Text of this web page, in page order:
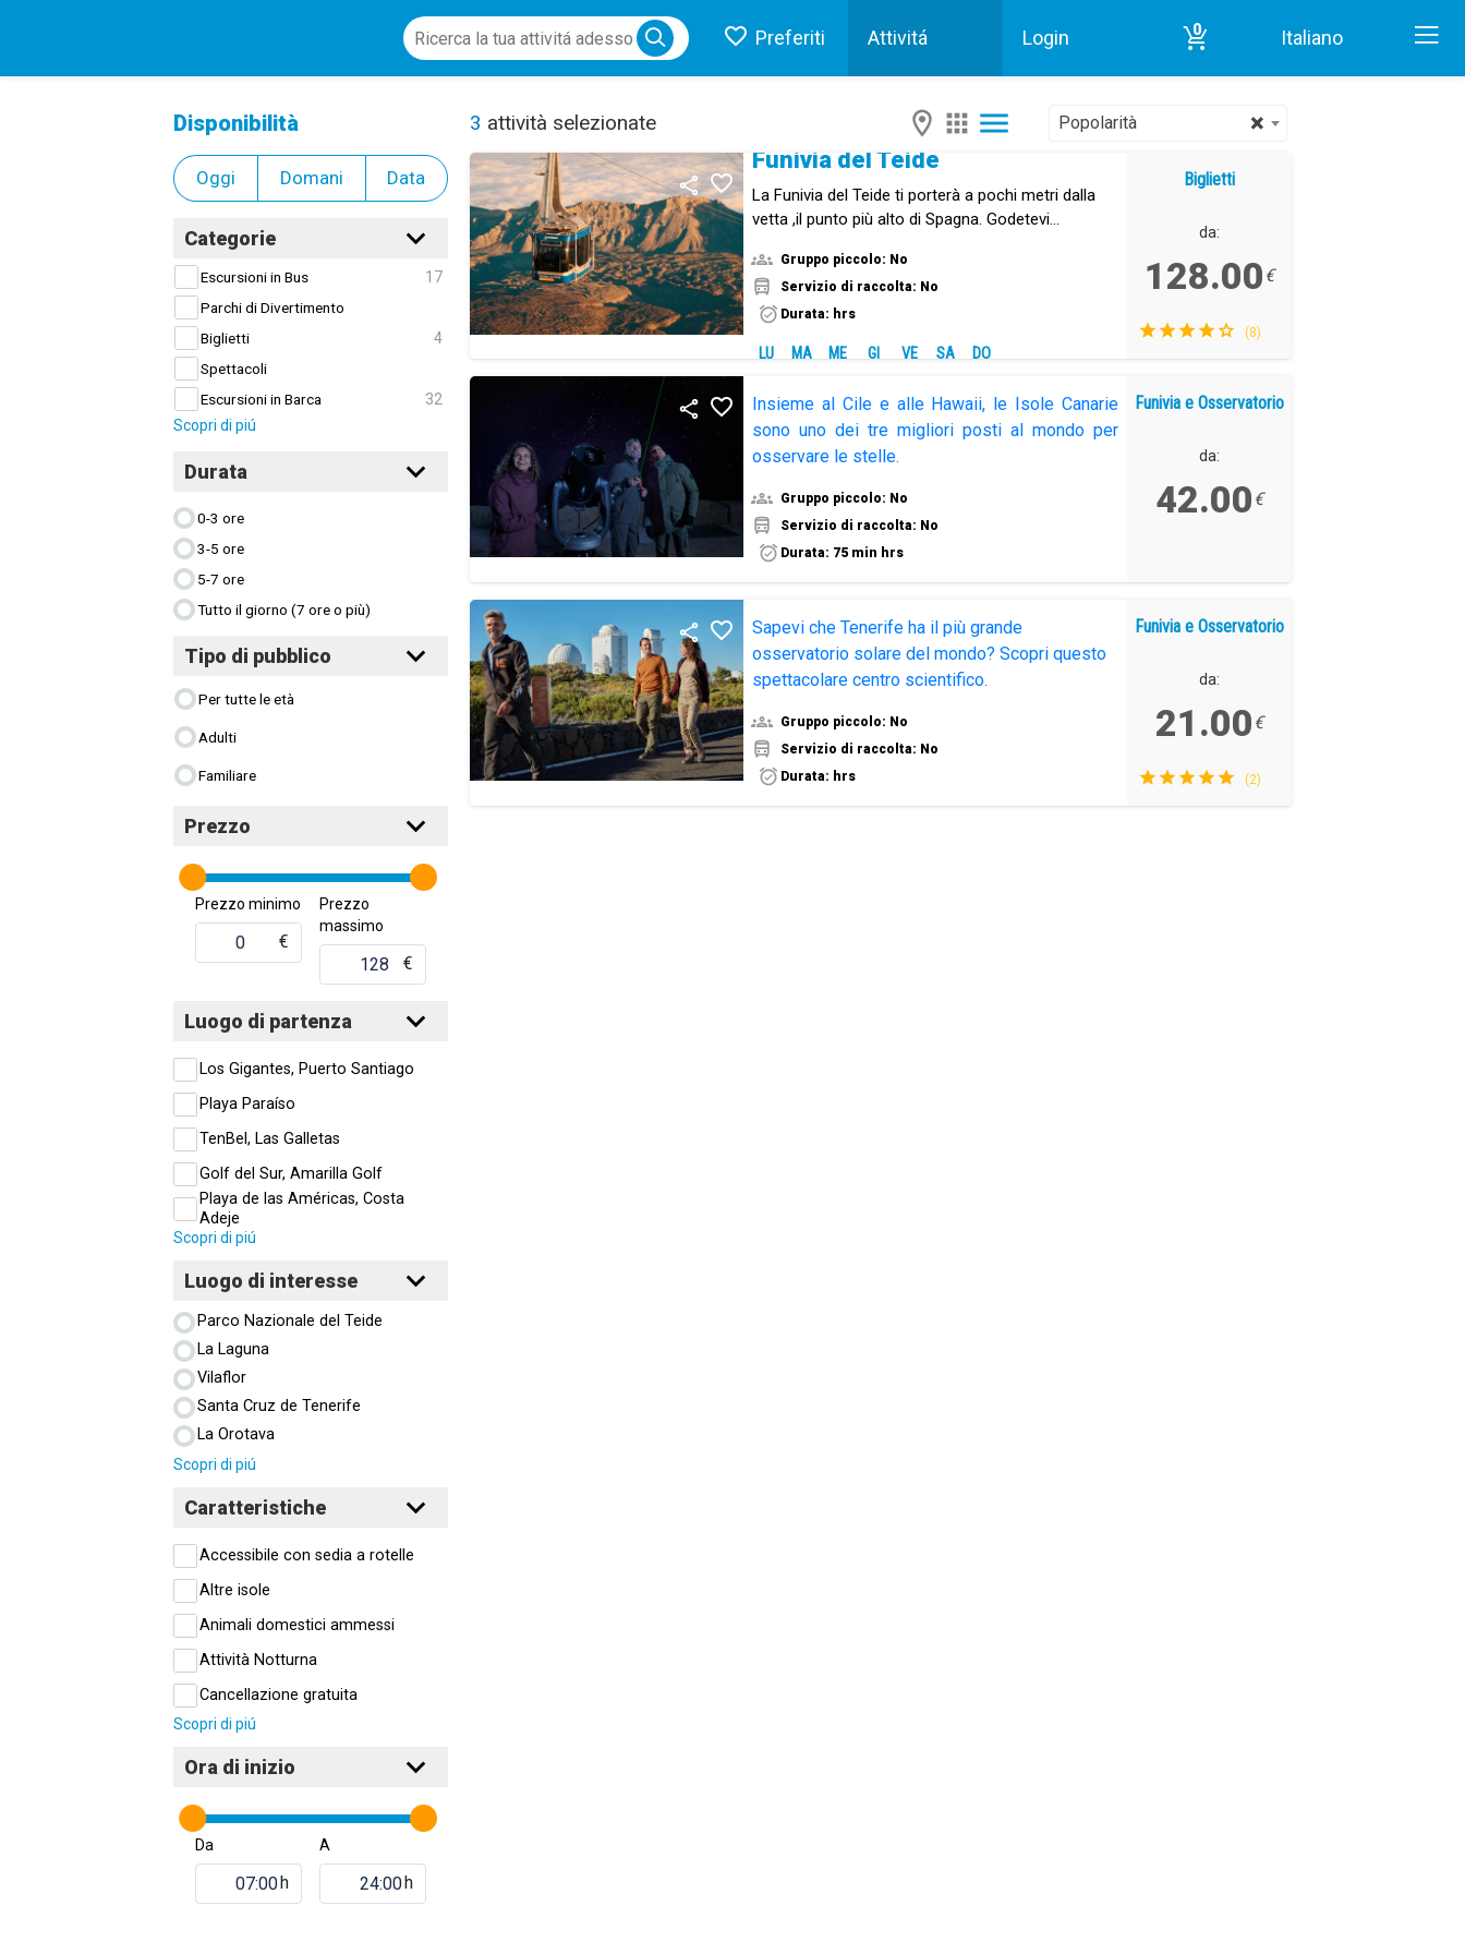
Preferiti Attivitá Login 0 Italiano
Inizio Funivia e Osservatorio in Tenerife
Disponibilità
Oggi Domani Data
Categorie
Escursioni in Bus
17
Parchi di Divertimento
Biglietti
4
Spettacoli
Escursioni in Barca
32
Scopri di piú
Durata
0-3 ore
3-5 ore
5-7 ore
Tutto il giorno (7 ore o più)
Tipo di pubblico
Per tutte le età
Adulti
Familiare
Prezzo
Prezzo minimo
€
Prezzo
massimo
€
Luogo di partenza
Los Gigantes, Puerto Santiago
Playa Paraíso
TenBel, Las Galletas
Golf del Sur, Amarilla Golf
Playa de las Américas, Costa
Adeje
Scopri di piú
Luogo di interesse
Parco Nazionale del Teide
La Laguna
Vilaflor
Santa Cruz de Tenerife
La Orotava
Scopri di piú
Caratteristiche
Accessibile con sedia a rotelle
Altre isole
Animali domestici ammessi
Attività Notturna
Cancellazione gratuita
Scopri di piú
Ora di inizio
Da
h
A
h
Close menu
3 attività selezionate ×
Popolarità
Funivia del Teide
La Funivia del Teide ti porterà a pochi metri dalla
vetta ,il punto più alto di Spagna. Godetevi
Gruppo piccolo: No
Servizio di raccolta: No
Durata: hrs
LU MA ME GI VE SA DO
Biglietti
da:
128.00 €
(8)
Osservazione Astronomica
Insieme al Cile e alle Hawaii, le Isole Canarie
sono uno dei tre migliori posti al mondo per
osservare le stelle.
Gruppo piccolo: No
Servizio di raccolta: No
Durata: 75 min hrs
Funivia e Osservatorio
da:
42.00 €
Osservatorio Astrofísico
Sapevi che Tenerife ha il più grande
osservatorio solare del mondo? Scopri questo
spettacolare centro scientifico.
Gruppo piccolo: No
Servizio di raccolta: No
Durata: hrs
Funivia e Osservatorio
da:
21.00 €
(2)